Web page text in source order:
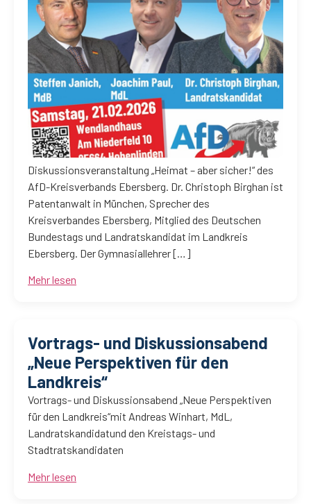
Diskussionsveranstaltung „Heimat – aber sicher!“ des
AfD-Kreisverbands Ebersberg. Dr. Christoph Birghan ist
Patentanwalt in München, Sprecher des
Kreisverbandes Ebersberg, Mitglied des Deutschen
Bundestags und Landratskandidat im Landkreis
Ebersberg. Der Gymnasiallehrer […]
Mehr lesen
Vortrags- und Diskussionsabend
„Neue Perspektiven für den
Landkreis“
Vortrags- und Diskussionsabend „Neue Perspektiven
für den Landkreis“mit Andreas Winhart, MdL,
Landratskandidatund den Kreistags- und
Stadtratskandidaten
Mehr lesen